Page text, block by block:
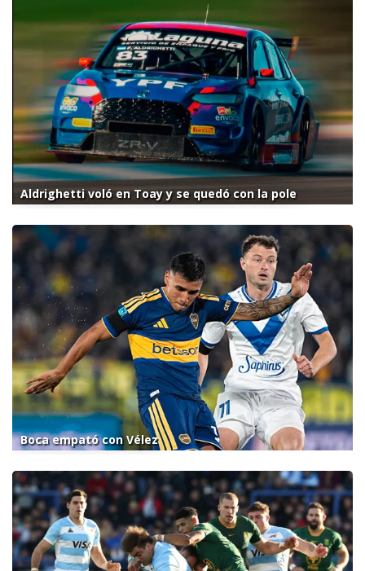
Aldrighetti voló en Toay y se quedó con la pole
Boca empató con Vélez